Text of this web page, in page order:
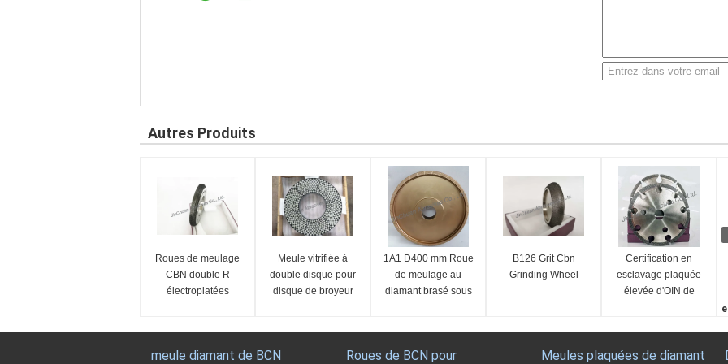
Autres Produits
Roues de meulage
CBN double R
électroplatées
Meule vitrifiée à
double disque pour
disque de broyeur
1A1 D400 mm Roue
de meulage au
diamant brasé sous
B126 Grit Cbn
Grinding Wheel
Certification en
esclavage plaquée
élevée d'OIN de
meule diamant de BCN Roues de BCN pour Meules plaquées de diamant